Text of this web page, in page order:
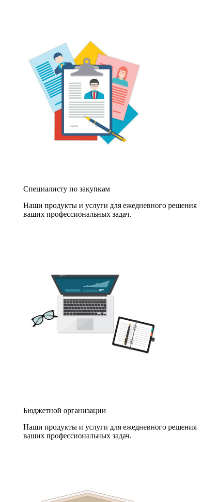
Специалисту по закупкам
Наши продукты и услуги для ежедневного решения
ваших профессиональных задач.
Бюджетной организации
Наши продукты и услуги для ежедневного решения
ваших профессиональных задач.